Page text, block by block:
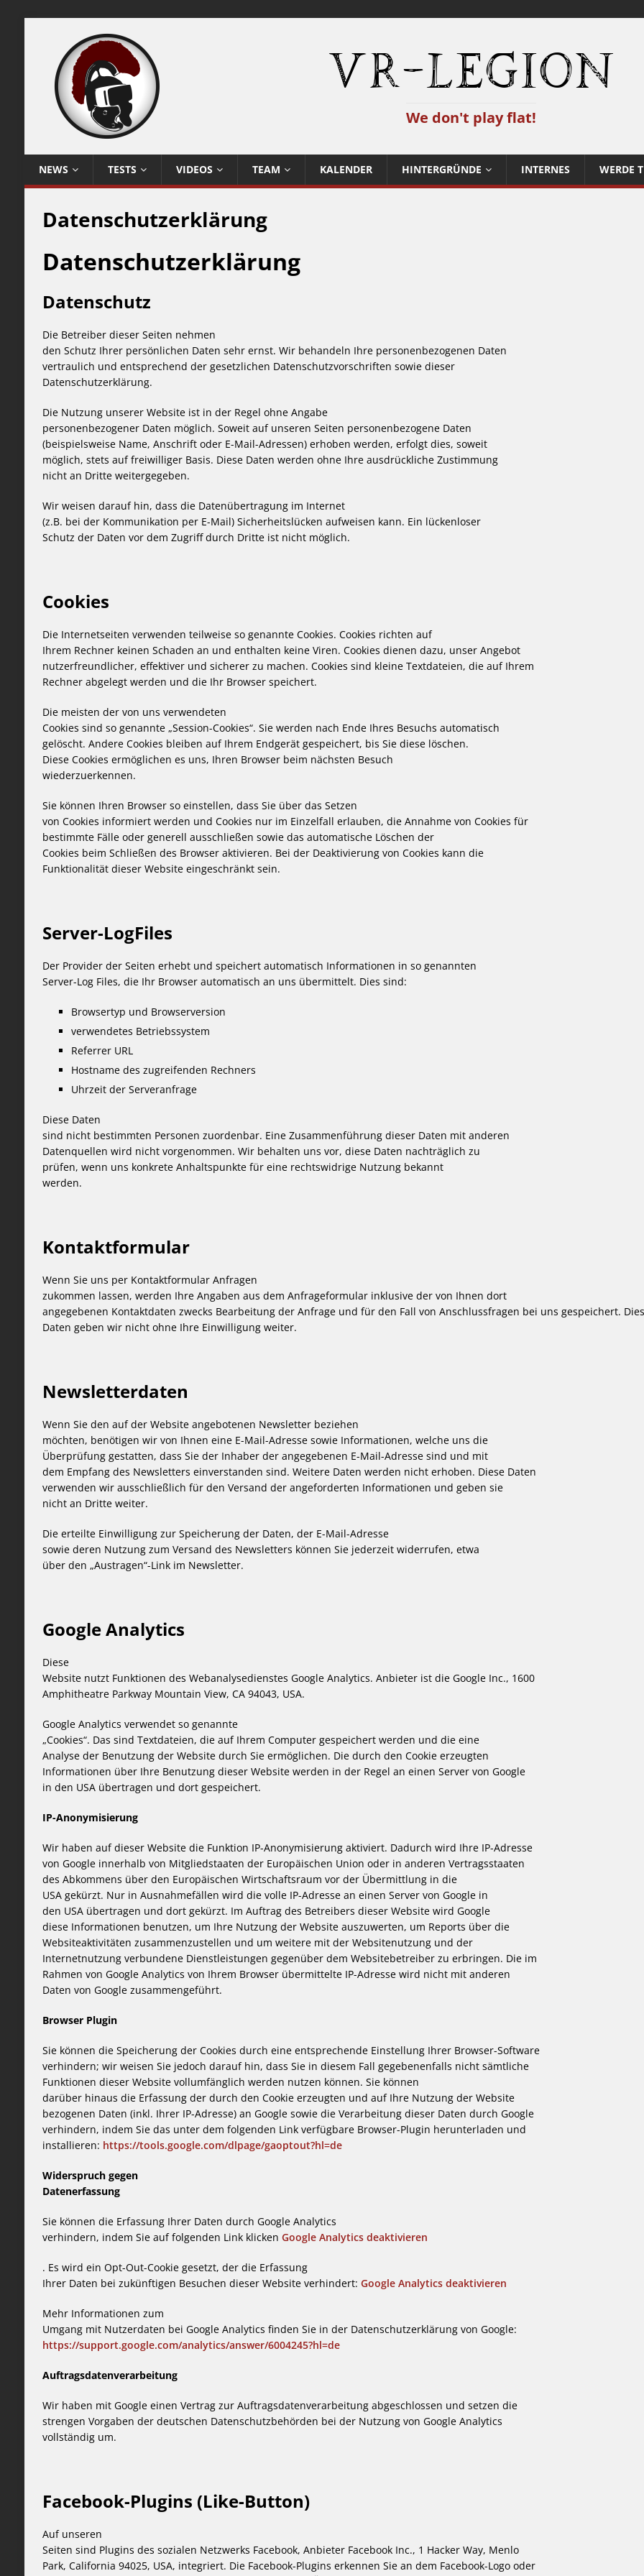
VR-Legion
We don't play flat!
NEWS TESTS VIDEOS TEAM KALENDER HINTERGRÜNDE INTERNES WERDE
Datenschutzerklärung
Datenschutzerklärung
Datenschutz
Die Betreiber dieser Seiten nehmen
den Schutz Ihrer persönlichen Daten sehr ernst. Wir behandeln Ihre personenbezogenen Daten
vertraulich und entsprechend der gesetzlichen Datenschutzvorschriften sowie dieser
Datenschutzerklärung.
Die Nutzung unserer Website ist in der Regel ohne Angabe
personenbezogener Daten möglich. Soweit auf unseren Seiten personenbezogene Daten
(beispielsweise Name, Anschrift oder E-Mail-Adressen) erhoben werden, erfolgt dies, soweit
möglich, stets auf freiwilliger Basis. Diese Daten werden ohne Ihre ausdrückliche Zustimmung
nicht an Dritte weitergegeben.
Wir weisen darauf hin, dass die Datenübertragung im Internet
(z.B. bei der Kommunikation per E-Mail) Sicherheitslücken aufweisen kann. Ein lückenloser
Schutz der Daten vor dem Zugriff durch Dritte ist nicht möglich.
Cookies
Die Internetseiten verwenden teilweise so genannte Cookies. Cookies richten auf
Ihrem Rechner keinen Schaden an und enthalten keine Viren. Cookies dienen dazu, unser Angebot
nutzerfreundlicher, effektiver und sicherer zu machen. Cookies sind kleine Textdateien, die auf Ihrem
Rechner abgelegt werden und die Ihr Browser speichert.
Die meisten der von uns verwendeten
Cookies sind so genannte „Session-Cookies“. Sie werden nach Ende Ihres Besuchs automatisch
gelöscht. Andere Cookies bleiben auf Ihrem Endgerät gespeichert, bis Sie diese löschen.
Diese Cookies ermöglichen es uns, Ihren Browser beim nächsten Besuch
wiederzuerkennen.
Sie können Ihren Browser so einstellen, dass Sie über das Setzen
von Cookies informiert werden und Cookies nur im Einzelfall erlauben, die Annahme von Cookies für
bestimmte Fälle oder generell ausschließen sowie das automatische Löschen der
Cookies beim Schließen des Browser aktivieren. Bei der Deaktivierung von Cookies kann die
Funktionalität dieser Website eingeschränkt sein.
Server-LogFiles
Der Provider der Seiten erhebt und speichert automatisch Informationen in so genannten
Server-Log Files, die Ihr Browser automatisch an uns übermittelt. Dies sind:
Browsertyp und Browserversion
verwendetes Betriebssystem
Referrer URL
Hostname des zugreifenden Rechners
Uhrzeit der Serveranfrage
Diese Daten
sind nicht bestimmten Personen zuordenbar. Eine Zusammenführung dieser Daten mit anderen
Datenquellen wird nicht vorgenommen. Wir behalten uns vor, diese Daten nachträglich zu
prüfen, wenn uns konkrete Anhaltspunkte für eine rechtswidrige Nutzung bekannt
werden.
Kontaktformular
Wenn Sie uns per Kontaktformular Anfragen
zukommen lassen, werden Ihre Angaben aus dem Anfrageformular inklusive der von Ihnen dort
angegebenen Kontaktdaten zwecks Bearbeitung der Anfrage und für den Fall von Anschlussfragen bei uns gespeichert.
Daten geben wir nicht ohne Ihre Einwilligung weiter.
Newsletterdaten
Wenn Sie den auf der Website angebotenen Newsletter beziehen
möchten, benötigen wir von Ihnen eine E-Mail-Adresse sowie Informationen, welche uns die
Überprüfung gestatten, dass Sie der Inhaber der angegebenen E-Mail-Adresse sind und mit
dem Empfang des Newsletters einverstanden sind. Weitere Daten werden nicht erhoben. Diese Daten
verwenden wir ausschließlich für den Versand der angeforderten Informationen und geben sie
nicht an Dritte weiter.
Die erteilte Einwilligung zur Speicherung der Daten, der E-Mail-Adresse
sowie deren Nutzung zum Versand des Newsletters können Sie jederzeit widerrufen, etwa
über den „Austragen“-Link im Newsletter.
Google Analytics
Diese
Website nutzt Funktionen des Webanalysedienstes Google Analytics. Anbieter ist die Google Inc., 1600
Amphitheatre Parkway Mountain View, CA 94043, USA.
Google Analytics verwendet so genannte
„Cookies“. Das sind Textdateien, die auf Ihrem Computer gespeichert werden und die eine
Analyse der Benutzung der Website durch Sie ermöglichen. Die durch den Cookie erzeugten
Informationen über Ihre Benutzung dieser Website werden in der Regel an einen Server von Google
in den USA übertragen und dort gespeichert.
IP-Anonymisierung
Wir haben auf dieser Website die Funktion IP-Anonymisierung aktiviert. Dadurch wird Ihre IP-Adresse
von Google innerhalb von Mitgliedstaaten der Europäischen Union oder in anderen Vertragsstaaten
des Abkommens über den Europäischen Wirtschaftsraum vor der Übermittlung in die
USA gekürzt. Nur in Ausnahmefällen wird die volle IP-Adresse an einen Server von Google in
den USA übertragen und dort gekürzt. Im Auftrag des Betreibers dieser Website wird Google
diese Informationen benutzen, um Ihre Nutzung der Website auszuwerten, um Reports über die
Websiteaktivitäten zusammenzustellen und um weitere mit der Websitenutzung und der
Internetnutzung verbundene Dienstleistungen gegenüber dem Websitebetreiber zu erbringen. Die im
Rahmen von Google Analytics von Ihrem Browser übermittelte IP-Adresse wird nicht mit anderen
Daten von Google zusammengeführt.
Browser Plugin
Sie können die Speicherung der Cookies durch eine entsprechende Einstellung Ihrer Browser-Software
verhindern; wir weisen Sie jedoch darauf hin, dass Sie in diesem Fall gegebenenfalls nicht sämtliche
Funktionen dieser Website vollumfänglich werden nutzen können. Sie können
darüber hinaus die Erfassung der durch den Cookie erzeugten und auf Ihre Nutzung der Website
bezogenen Daten (inkl. Ihrer IP-Adresse) an Google sowie die Verarbeitung dieser Daten durch Google
verhindern, indem Sie das unter dem folgenden Link verfügbare Browser-Plugin herunterladen und
installieren: https://tools.google.com/dlpage/gaoptout?hl=de
Widerspruch gegen
Datenerfassung
Sie können die Erfassung Ihrer Daten durch Google Analytics
verhindern, indem Sie auf folgenden Link klicken Google Analytics deaktivieren
. Es wird ein Opt-Out-Cookie gesetzt, der die Erfassung
Ihrer Daten bei zukünftigen Besuchen dieser Website verhindert: Google Analytics deaktivieren
Mehr Informationen zum
Umgang mit Nutzerdaten bei Google Analytics finden Sie in der Datenschutzerklärung von Google:
https://support.google.com/analytics/answer/6004245?hl=de
Auftragsdatenverarbeitung
Wir haben mit Google einen Vertrag zur Auftragsdatenverarbeitung abgeschlossen und setzen die
strengen Vorgaben der deutschen Datenschutzbehörden bei der Nutzung von Google Analytics
vollständig um.
Facebook-Plugins (Like-Button)
Auf unseren
Seiten sind Plugins des sozialen Netzwerks Facebook, Anbieter Facebook Inc., 1 Hacker Way, Menlo
Park, California 94025, USA, integriert. Die Facebook-Plugins erkennen Sie an dem Facebook-Logo oder